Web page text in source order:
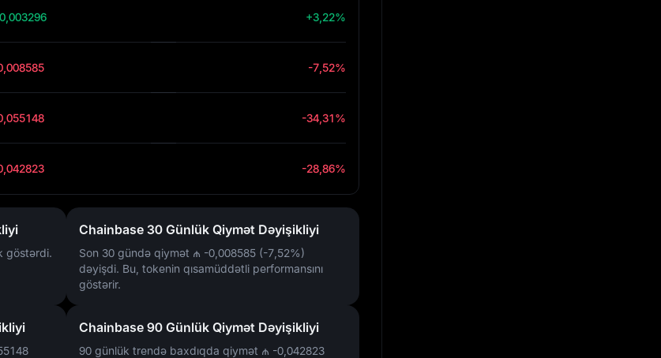
+3,22%
-7,52%
-34,31%
-28,86%
göstərdi.
Chainbase 30 Günlük Qiymət Dəyişikliyi
Son 30 gündə qiymət ₼ -0,008585 (-7,52%)
dəyişdi. Bu, tokenin qısamüddətli performansını
göstərir.
Chainbase 90 Günlük Qiymət Dəyişikliyi
90 günlük trendə baxdıqda qiymət ₼ -0,042823